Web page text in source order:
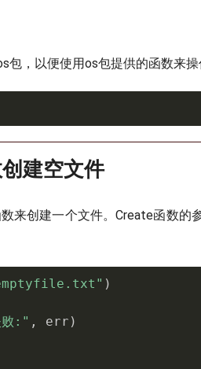
包，以便使用os包提供的函数来
建空文件
来创建一个文件。Create函数的
)
败:" , err )